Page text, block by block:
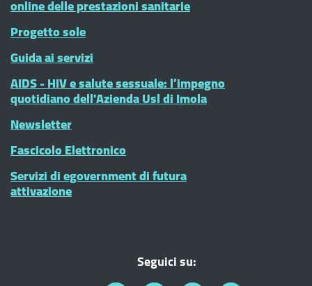
online delle prestazioni sanitarie
Progetto sole
Guida ai servizi
AIDS - HIV e salute sessuale: l’impegno
quotidiano dell'Azienda Usl di Imola
Newsletter
Fascicolo Elettronico
Servizi di egovernment di futura
attivazione
Seguici su: